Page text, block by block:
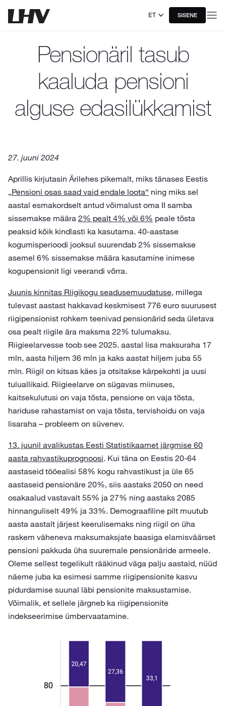
ET SISENE
Pensionäril tasub
kaaluda pensioni
alguse edasilükkamist
27. juuni 2024
Aprillis kirjutasin Ärilehes pikemalt, miks tänases Eestis
„Pensioni osas saad vaid endale loota“ ning miks sel
aastal esmakordselt antud võimalust oma II samba
sissemakse määra 2% pealt 4% või 6% peale tõsta
peaksid kõik kindlasti ka kasutama. 40-aastase
kogumisperioodi jooksul suurendab 2% sissemakse
asemel 6% sissemakse määra kasutamine inimese
kogupensionit ligi veerandi võrra.
Juunis kinnitas Riigikogu seadusemuudatuse, millega
tulevast aastast hakkavad keskmisest 776 euro suurusest
riigipensionist rohkem teenivad pensionärid seda ületava
osa pealt riigile ära maksma 22% tulumaksu.
Riigieelarvesse toob see 2025. aastal lisa maksuraha 17
mln, aasta hiljem 36 mln ja kaks aastat hiljem juba 55
mln. Riigil on kitsas käes ja otsitakse kärpekohti ja uusi
tuluallikaid. Riigieelarve on sügavas miinuses,
kaitsekulutusi on vaja tõsta, pensione on vaja tõsta,
hariduse rahastamist on vaja tõsta, tervishoidu on vaja
lisaraha – probleem on süvenev.
13. juunil avalikustas Eesti Statistikaamet järgmise 60
aasta rahvastikuprognoosi. Kui täna on Eestis 20-64
aastaseid tööealisi 58% kogu rahvastikust ja üle 65
aastaseid pensionäre 20%, siis aastaks 2050 on need
osakaalud vastavalt 55% ja 27% ning aastaks 2085
hinnanguliselt 49% ja 33%. Demograafiline pilt muutub
aasta aastalt järjest keerulisemaks ning riigil on üha
raskem väheneva maksumaksjate baasiga elamisväärset
pensioni pakkuda üha suuremale pensionäride armeele.
Oleme sellest tegelikult rääkinud väga palju aastaid, nüüd
näeme juba ka esimesi samme riigipensionite kasvu
pidurdamise suunal läbi pensionite maksustamise.
Võimalik, et sellele järgneb ka riigipensionite
indekseerimise ümbervaatamine.